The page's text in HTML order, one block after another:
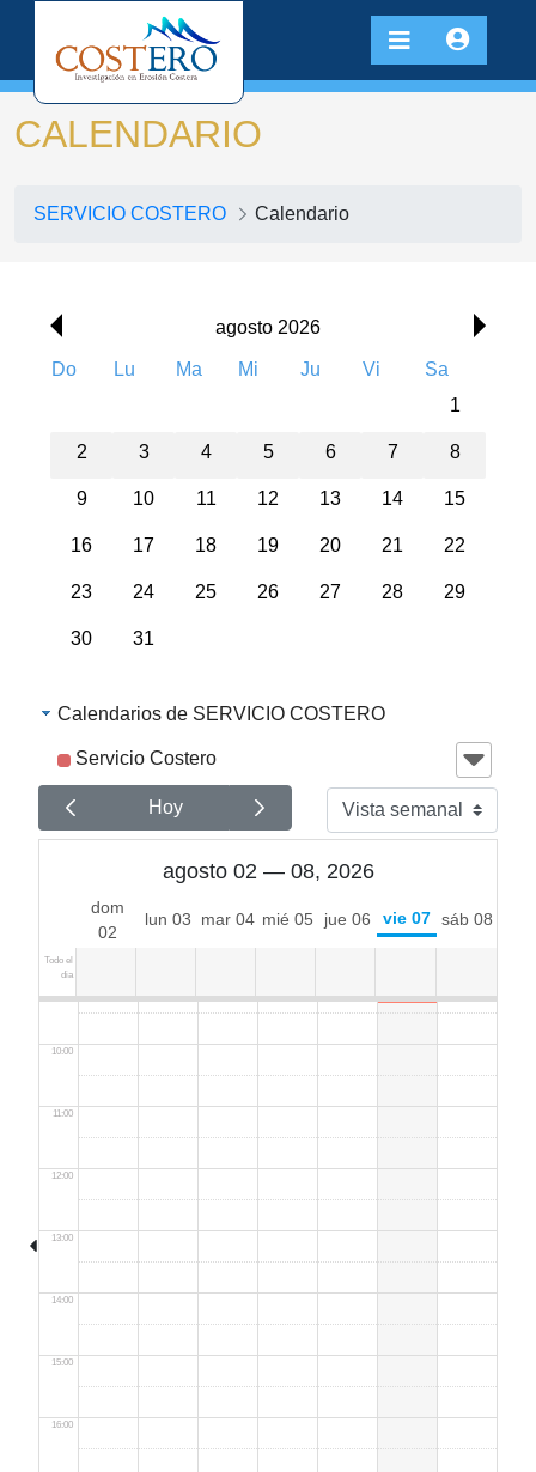
CALENDARIO
SERVICIO COSTERO Calendario
agosto 2026
Do Lu Ma Mi Ju Vi
Sa
1
2 3 4 5 6 7 8
9 10 11 12 13 14 15
16 17 18 19 20 21 22
23 24 25 26 27 28 29
30 31
Calendarios de SERVICIO COSTERO
Servicio Costero
Hoy
agosto 02 — 08, 2026
dom
02
lun 03 mar 04 mié 05 jue 06 vie 07 sáb 08
Todo el
dia
02:00
06:00
10:00
11:00
12:00
13:00
14:00
15:00
16:00